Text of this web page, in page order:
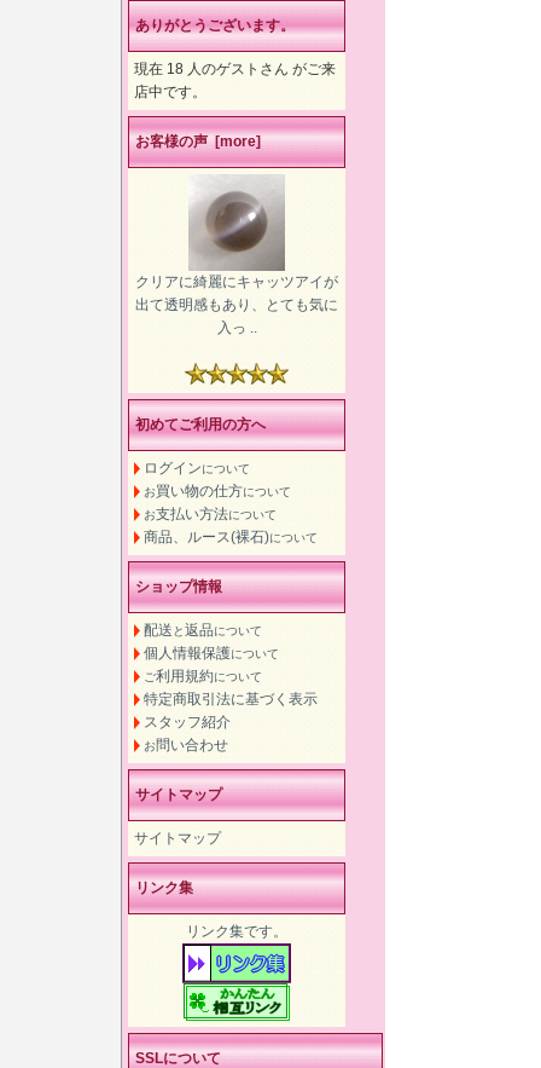
ありがとうございます。
現在 18 人のゲストさん がご来
店中です。
お客様の声 [more]
クリアに綺麗にキャッツアイが
出て透明感もあり、とても気に
入っ ..
初めてご利用の方へ
ログインについて
お買い物の仕方について
お支払い方法について
商品、ルース(裸石)について
ショップ情報
配送 と返品について
個人情報保護について
ご利用規約について
特定商取引法に基づく表示
スタッフ紹介
お問い合わせ
サイトマップ
サイトマップ
リンク集
リンク集です。
SSLについて